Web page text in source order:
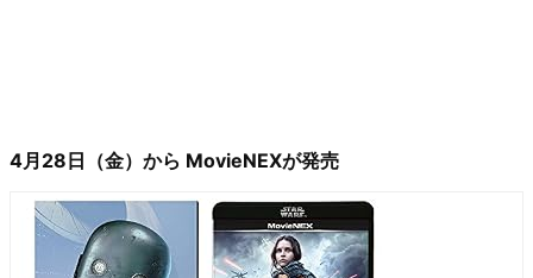
4月28日（金）から MovieNEXが発売